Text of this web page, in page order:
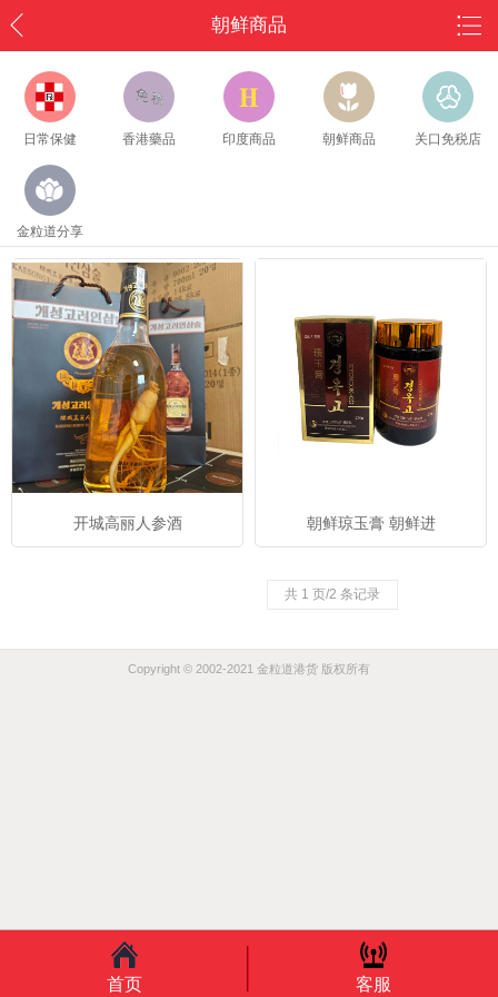
朝鲜商品
日常保健 香港藥品 印度商品 朝鲜商品 关口免税店
金粒道分享
开城高丽人参酒 朝鲜琼玉膏 朝鲜进
共 1 页/2 条记录
Copyright © 2002-2021 金粒道港货 版权所有
首页 客服